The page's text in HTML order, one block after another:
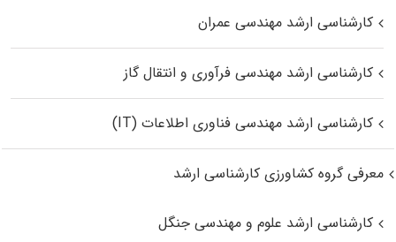
کارشناسی ارشد مهندسی عمران
کارشناسی ارشد مهندسی فرآوری و انتقال گاز
کارشناسی ارشد مهندسی فناوری اطلاعات (IT)
معرفی گروه کشاورزی کارشناسی ارشد
کارشناسی ارشد علوم و مهندسی جنگل